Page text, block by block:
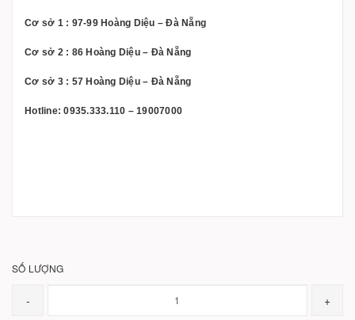
Cơ sở 1 : 97-99 Hoàng Diệu – Đà Nẵng
Cơ sở 2 : 86 Hoàng Diệu – Đà Nẵng
Cơ sở 3 : 57 Hoàng Diệu – Đà Nẵng
Hotline: 0935.333.110 – 19007000
SỐ LƯỢNG
- +